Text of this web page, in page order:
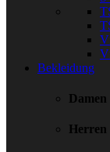
Bekleidung
Damen
Herren